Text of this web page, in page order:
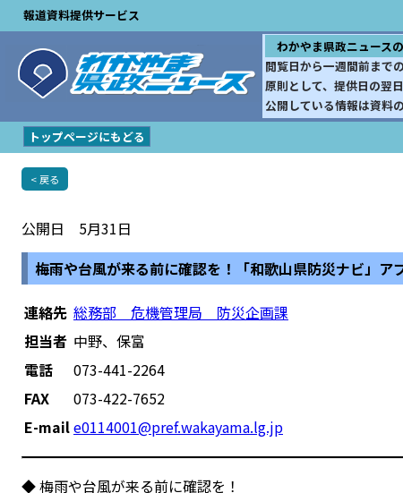
報道資料提供サービス
わかやま県政ニュース
閲覧日から一週間前まで
原則として、提供日の翌
公開している情報は資料
トップページにもどる
< 戻る
公開日 5月31日
梅雨や台風が来る前に確認を！「和歌山県防災ナビ」ア
連絡先 総務部 危機管理局 防災企画課
担当者 中野、保富
電話
073-441-2264
FAX
073-422-7652
E-maile0114001@pref.wakayama.lg.jp
◆ 梅雨や台風が来る前に確認を！